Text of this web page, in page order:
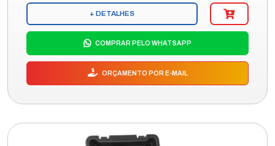
+ DETALHES
COMPRAR PELO WHATSAPP
ORÇAMENTO POR E-MAIL